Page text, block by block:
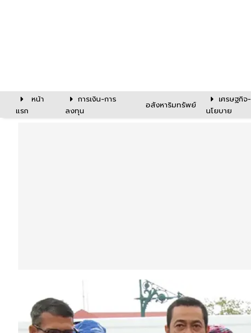
หน้า
แรก
การเงิน-การ
ลงทุน
อสังหาริมทรัพย์
เศรษฐกิจ-
นโยบาย